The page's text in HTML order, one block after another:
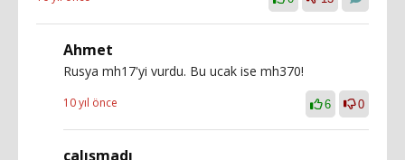
Ahmet
Rusya mh17'yi vurdu. Bu ucak ise mh370!
10 yıl önce 6 0
çalışmadı